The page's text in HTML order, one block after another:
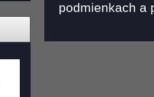
podmienkach a